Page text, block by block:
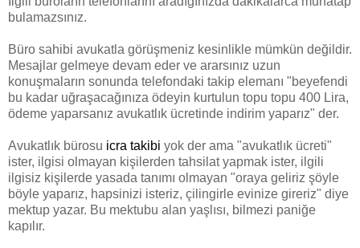
bulamazsınız.
Büro sahibi avukatla görüşmeniz kesinlikle mümkün değildir.
Mesajlar gelmeye devam eder ve ararsınız uzun
konuşmaların sonunda telefondaki takip elemanı "beyefendi
bu kadar uğraşacağınıza ödeyin kurtulun topu topu 400 Lira,
ödeme yaparsanız avukatlık ücretinde indirim yaparız" der.
Avukatlık bürosu icra takibi yok der ama "avukatlık ücreti"
ister, ilgisi olmayan kişilerden tahsilat yapmak ister, ilgili
ilgisiz kişilerde yasada tanımı olmayan "oraya geliriz şöyle
böyle yaparız, hapsinizi isteriz, çilingirle evinize gireriz" diye
mektup yazar. Bu mektubu alan yaşlısı, bilmezi paniğe
kapılır.